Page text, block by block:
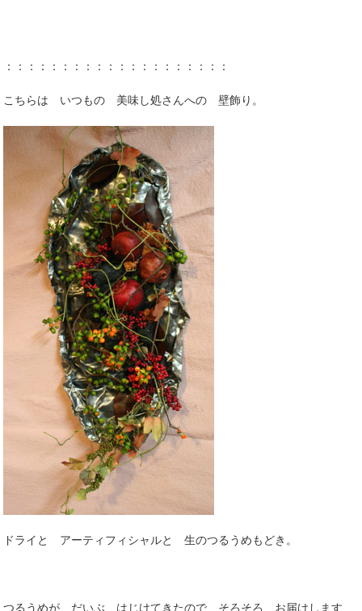
：：：：：：：：：：：：：：：：：：：：
こちらは いつもの 美味し処さんへの 壁飾り。
ドライと アーティフィシャルと 生のつるうめもどき。
つるうめが だいぶ はじけてきたので そろそろ お届けします